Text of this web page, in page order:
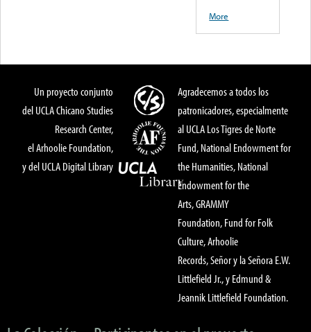
More
Un proyecto conjunto
del UCLA Chicano Studies
Research Center,
el Arhoolie Foundation,
y del UCLA Digital Library
Agradecemos a todos los
patronicadores, especialmente
al UCLA Los Tigres de Norte
Fund, National Endowment for
the Humanities, National
Endowment for the
Arts, GRAMMY
Foundation, Fund for Folk
Culture, Arhoolie
Records, Señor y la Señora E.W.
Littlefield Jr., y Edmund &
Jeannik Littlefield Foundation.